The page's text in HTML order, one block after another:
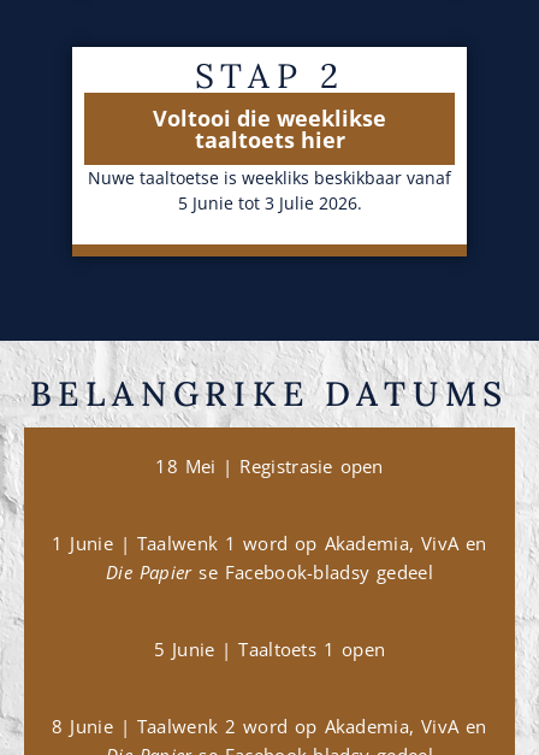
STAP 2
Voltooi die weeklikse
taaltoets hier
Nuwe taaltoetse is weekliks beskikbaar vanaf
5 Junie tot 3 Julie 2026.
BELANGRIKE DATUMS
18 Mei | Registrasie open
1 Junie | Taalwenk 1 word op Akademia, VivA en
Die Papierse Facebook-bladsy gedeel
5 Junie | Taaltoets 1 open
8 Junie | Taalwenk 2 word op Akademia, VivA en